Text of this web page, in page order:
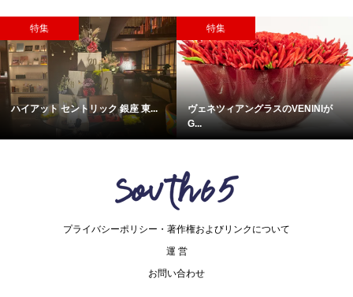
特集
ハイアット セントリック 銀座 東...
特集
ヴェネツィアングラスのVENINIが
G...
プライバシーポリシー・著作権およびリンクについて
運 営
お問い合わせ